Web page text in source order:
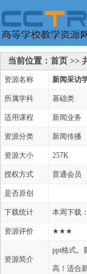
当前位置：首页 >>
资源名称 新闻采访
所属学科 基础类
适用课程 新闻业务
资源分类 新闻传播
资源大小 257K
授权方式 普通会员
是否原创
下载统计 本周下载
资源评价 ★★★
资源简介
ppt格式。
高！适合